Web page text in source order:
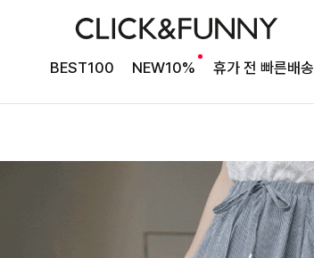
BEST100 NEW10% 휴가 전 빠른배송